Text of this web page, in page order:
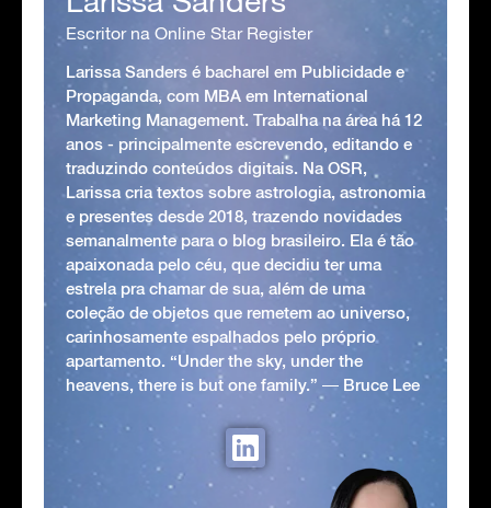
Escritor na Online Star Register
Larissa Sanders é bacharel em Publicidade e
Propaganda, com MBA em International
Marketing Management. Trabalha na área há 12
anos - principalmente escrevendo, editando e
traduzindo conteúdos digitais. Na OSR,
Larissa cria textos sobre astrologia, astronomia
e presentes desde 2018, trazendo novidades
semanalmente para o blog brasileiro. Ela é tão
apaixonada pelo céu, que decidiu ter uma
estrela pra chamar de sua, além de uma
coleção de objetos que remetem ao universo,
carinhosamente espalhados pelo próprio
apartamento. “Under the sky, under the
heavens, there is but one family.” ― Bruce Lee